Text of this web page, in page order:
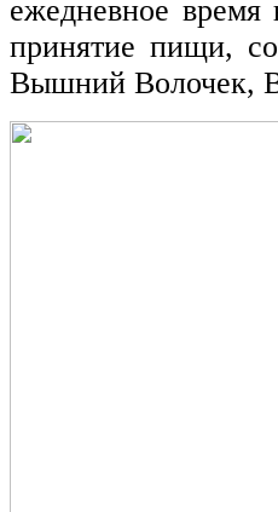
ежедневное время
принятие пищи,
Вышний Волочек,